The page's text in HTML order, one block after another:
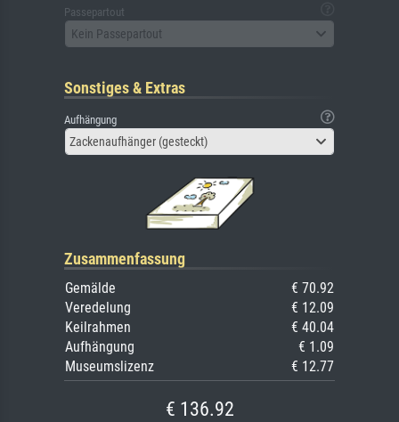
Passepartout
Kein Passepartout
Sonstiges & Extras
Aufhängung
Zackenaufhänger (gesteckt)
Zusammenfassung
Gemälde
€ 70.92
Veredelung
€ 12.09
Keilrahmen
€ 40.04
Aufhängung
€ 1.09
Museumslizenz
€ 12.77
€ 136.92